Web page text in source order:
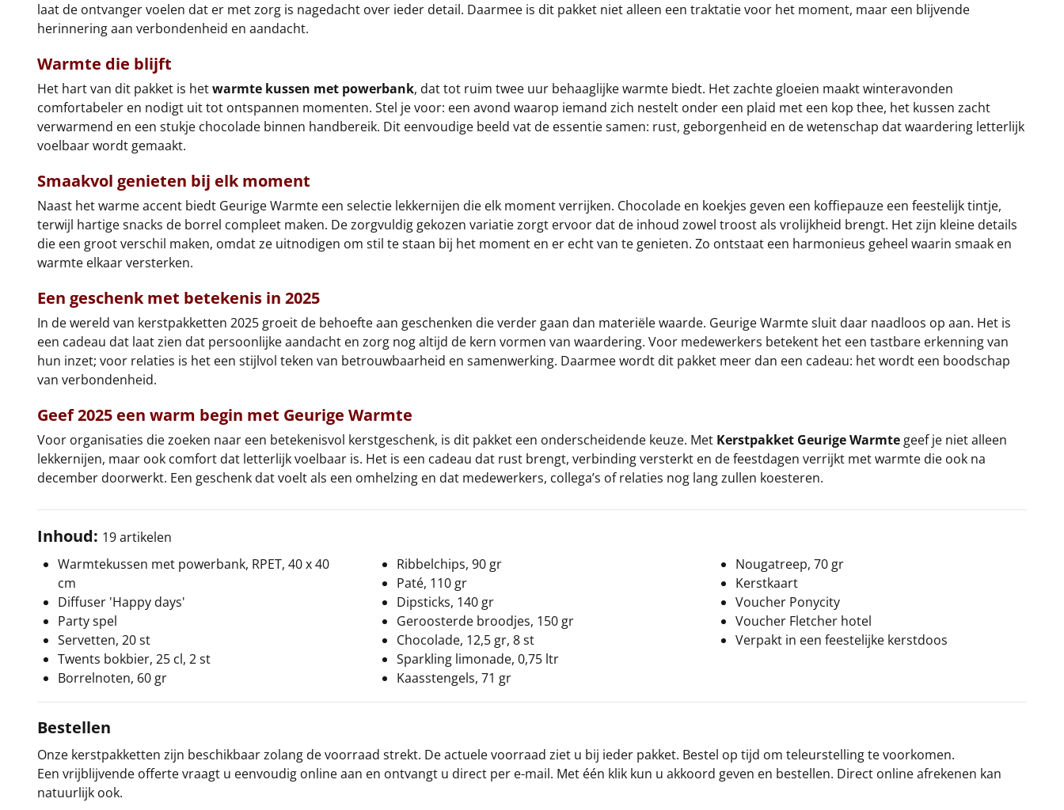
laat de ontvanger voelen dat er met zorg is nagedacht over ieder detail. Daarmee is dit pakket niet alleen een traktatie voor het moment, maar een blijvende
herinnering aan verbondenheid en aandacht.
Warmte die blijft
Het hart van dit pakket is hetwarmte kussen met powerbank, dat tot ruim twee uur behaaglijke warmte biedt. Het zachte gloeien maakt winteravonden
comfortabeler en nodigt uit tot ontspannen momenten. Stel je voor: een avond waarop iemand zich nestelt onder een plaid met een kop thee, het kussen zacht
verwarmend en een stukje chocolade binnen handbereik. Dit eenvoudige beeld vat de essentie samen: rust, geborgenheid en de wetenschap dat waardering letterlijk
voelbaar wordt gemaakt.
Smaakvol genieten bij elk moment
Naast het warme accent biedt Geurige Warmte een selectie lekkernijen die elk moment verrijken. Chocolade en koekjes geven een koffiepauze een feestelijk tintje,
terwijl hartige snacks de borrel compleet maken. De zorgvuldig gekozen variatie zorgt ervoor dat de inhoud zowel troost als vrolijkheid brengt. Het zijn kleine details
die een groot verschil maken, omdat ze uitnodigen om stil te staan bij het moment en er echt van te genieten. Zo ontstaat een harmonieus geheel waarin smaak en
warmte elkaar versterken.
Een geschenk met betekenis in 2025
In de wereld van kerstpakketten 2025 groeit de behoefte aan geschenken die verder gaan dan materiële waarde. Geurige Warmte sluit daar naadloos op aan. Het is
een cadeau dat laat zien dat persoonlijke aandacht en zorg nog altijd de kern vormen van waardering. Voor medewerkers betekent het een tastbare erkenning van
hun inzet; voor relaties is het een stijlvol teken van betrouwbaarheid en samenwerking. Daarmee wordt dit pakket meer dan een cadeau: het wordt een boodschap
van verbondenheid.
Geef 2025 een warm begin met Geurige Warmte
Voor organisaties die zoeken naar een betekenisvol kerstgeschenk, is dit pakket een onderscheidende keuze. Met Kerstpakket Geurige Warmte geef je niet alleen
lekkernijen, maar ook comfort dat letterlijk voelbaar is. Het is een cadeau dat rust brengt, verbinding versterkt en de feestdagen verrijkt met warmte die ook na
december doorwerkt. Een geschenk dat voelt als een omhelzing en dat medewerkers, collega’s of relaties nog lang zullen koesteren.
Inhoud: 19 artikelen
Warmtekussen met powerbank, RPET, 40 x 40
cm
Diffuser 'Happy days'
Party spel
Servetten, 20 st
Twents bokbier, 25 cl, 2 st
Borrelnoten, 60 gr
Ribbelchips, 90 gr
Paté, 110 gr
Dipsticks, 140 gr
Geroosterde broodjes, 150 gr
Chocolade, 12,5 gr, 8 st
Sparkling limonade, 0,75 ltr
Kaasstengels, 71 gr
Nougatreep, 70 gr
Kerstkaart
Voucher Ponycity
Voucher Fletcher hotel
Verpakt in een feestelijke kerstdoos
Bestellen
Onze kerstpakketten zijn beschikbaar zolang de voorraad strekt. De actuele voorraad ziet u bij ieder pakket. Bestel op tijd om teleurstelling te voorkomen.
Een vrijblijvende offerte vraagt u eenvoudig online aan en ontvangt u direct per e-mail. Met één klik kun u akkoord geven en bestellen. Direct online afrekenen kan
natuurlijk ook.